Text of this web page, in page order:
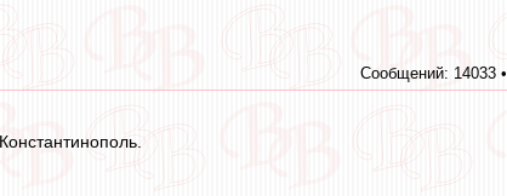
Сообщений: 14033 •